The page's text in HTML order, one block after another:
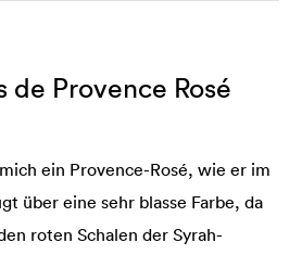
de Provence Rosé
ein Provence-Rosé, wie er im
über eine sehr blasse Farbe, da
roten Schalen der Syrah-